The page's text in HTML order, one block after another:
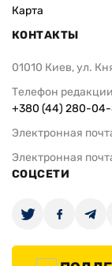
Карта
КОНТАКТЫ
01010 Киев, ул.
Телефон
+380 (44) 280-
Электронная
Электронная
СОЦСЕТИ